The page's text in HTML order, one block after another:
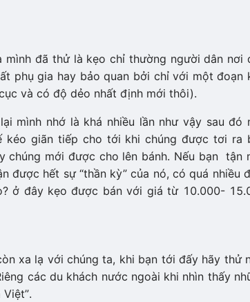
đã thử là kẹo chỉ thường người dân nơi
phụ gia hay bảo quan bởi chỉ với một đoạn
và có độ dẻo nhất định mới thôi).
mình nhớ là khá nhiều lần như vậy sau đó
giãn tiếp cho tới khi chúng được tơi ra
chúng mới được cho lên bánh. Nếu bạn tận
được hết sự “thần kỳ” của nó, có quá nhiều
ở đây kẹo được bán với giá từ 10.000-
xa lạ với chúng ta, khi bạn tới đấy hãy thử
các du khách nước ngoài khi nhìn thấy